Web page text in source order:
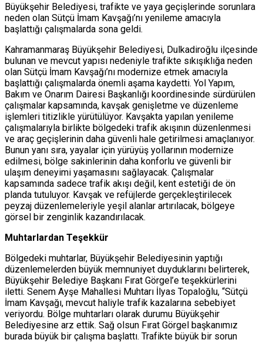
Büyükşehir Belediyesi, trafikte ve yaya geçişlerinde sorunlara
neden olan Sütçü İmam Kavşağı’nı yenileme amacıyla
başlattığı çalışmalarda sona geldi.
Kahramanmaraş Büyükşehir Belediyesi, Dulkadiroğlu ilçesinde
bulunan ve mevcut yapısı nedeniyle trafikte sıkışıklığa neden
olan Sütçü İmam Kavşağı’nı modernize etmek amacıyla
başlattığı çalışmalarda önemli aşama kaydetti. Yol Yapım,
Bakım ve Onarım Dairesi Başkanlığı koordinesinde sürdürülen
çalışmalar kapsamında, kavşak genişletme ve düzenleme
işlemleri titizlikle yürütülüyor. Kavşakta yapılan yenileme
çalışmalarıyla birlikte bölgedeki trafik akışının düzenlenmesi
ve araç geçişlerinin daha güvenli hale getirilmesi amaçlanıyor.
Bunun yanı sıra, yayalar için yürüyüş yollarının modernize
edilmesi, bölge sakinlerinin daha konforlu ve güvenli bir
ulaşım deneyimi yaşamasını sağlayacak. Çalışmalar
kapsamında sadece trafik akışı değil, kent estetiği de ön
planda tutuluyor. Kavşak ve refüjlerde gerçekleştirilecek
peyzaj düzenlemeleriyle yeşil alanlar artırılacak, bölgeye
görsel bir zenginlik kazandırılacak.
Muhtarlardan Teşekkür
Bölgedeki muhtarlar, Büyükşehir Belediyesinin yaptığı
düzenlemelerden büyük memnuniyet duyduklarını belirterek,
Büyükşehir Belediye Başkanı Fırat Görgel’e teşekkürlerini
iletti. Senem Ayşe Mahallesi Muhtarı İlyas Topaloğlu, “Sütçü
İmam Kavşağı, mevcut haliyle trafik kazalarına sebebiyet
veriyordu. Bölge muhtarları olarak durumu Büyükşehir
Belediyesine arz ettik. Sağ olsun Fırat Görgel başkanımız
burada büyük bir çalışma başlattı. Trafikte büyük bir sorun